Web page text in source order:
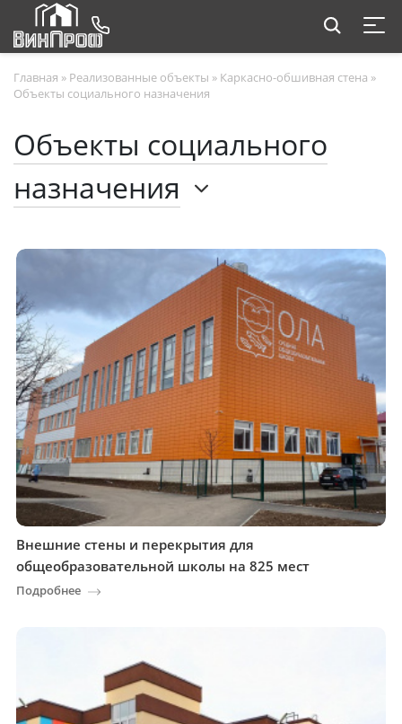
Главная » Реализованные объекты » Каркасно-обшивная стена »
Объекты социального назначения
Объекты социального
назначения
Внешние стены и перекрытия для
общеобразовательной школы на 825 мест
Подробнее